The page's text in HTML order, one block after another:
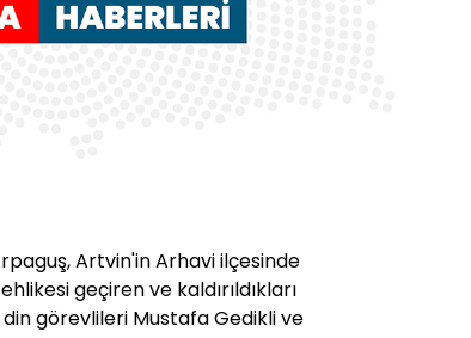
Artvin'in Arhavi ilçesinde
geçiren ve kaldırıldıkları
görevlileri Mustafa Gedikli ve